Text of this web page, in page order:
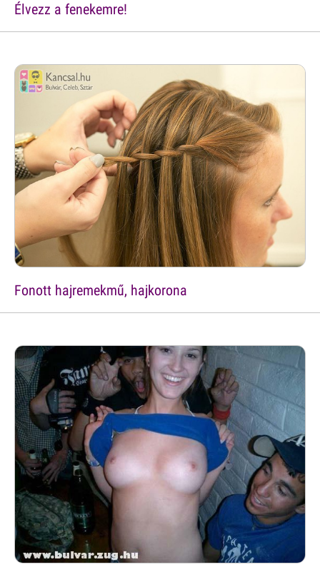
Élvezz a fenekemre!
Fonott hajremekmű, hajkorona